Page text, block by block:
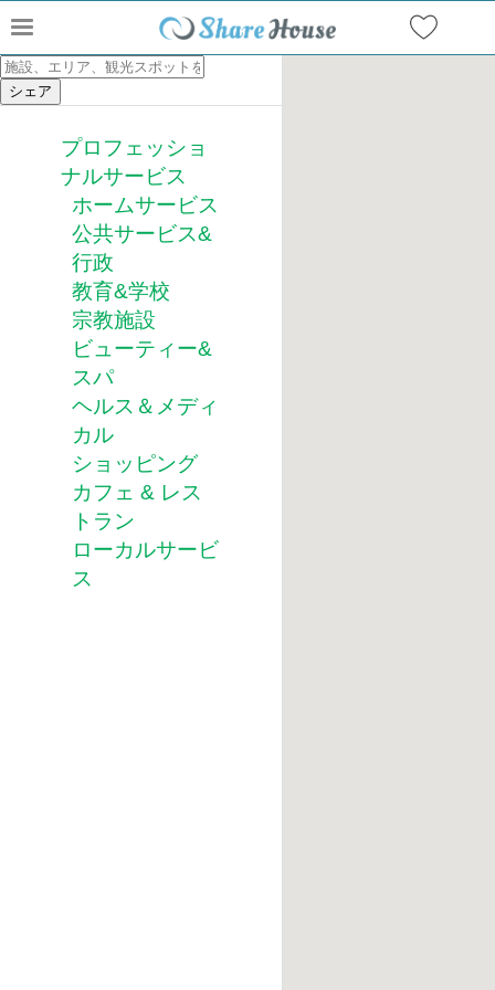
プロフェッショ
ナルサービス
ホームサービス
公共サービス&
行政
教育&学校
宗教施設
ビューティー&
スパ
ヘルス＆メディ
カル
ショッピング
カフェ & レス
トラン
ローカルサービ
ス